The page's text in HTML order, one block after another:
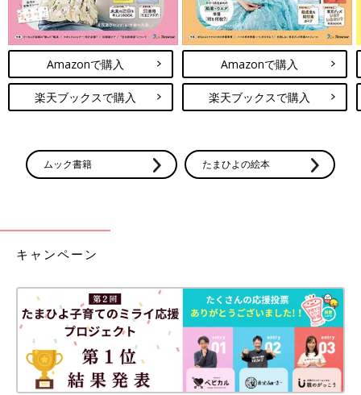
マホにつなげる小型タイプのものもあるので、TVのアプリや
YouTubeなどを壁に投影して見ることができます。家族でシアタ
ー気分で映画を楽しむのもいいですね」（松山さん）
お話・監修・写真・イラスト提供／松山千晶さん 取材・文／早
川奈緒子、ひよこクラブ編集部
アイテムを購入するときには、非常時にそれがどんなふうに役立
つか考えてみるといいですね。
ても大変なもの。 何もないときにしっかり準備
をしておきたいですね。でも、何から対策すれ
ばいいかわからない、赤ちゃんのお世話に忙し
くて手つかず…というママやパパも多いので
は？ そこで、いざというときに赤ちゃんの命を
守るために、今すぐにでもできることをご紹介
します。
松山千晶さん（まつやまちあき）
Amazonで購入
楽天ブックスで購入
Amazonで購入
楽天ブックスで購入
ムック書籍 たまひよの絵本
キャンペーン